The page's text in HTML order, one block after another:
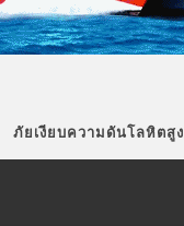
ภัยเงียบความดันโลหิตสูง